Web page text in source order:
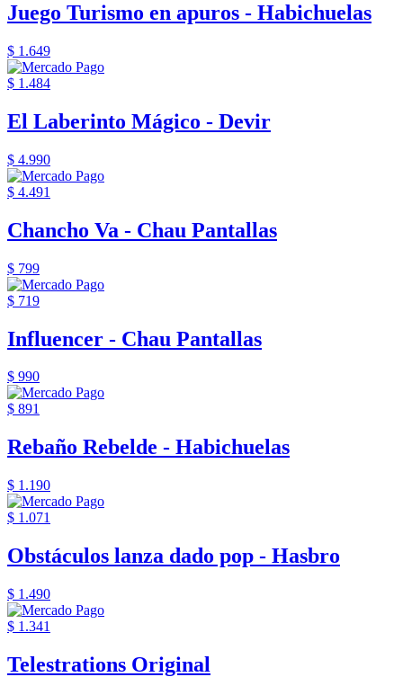
Juego Turismo en apuros - Habichuelas
$ 1.649
$ 1.484
El Laberinto Mágico - Devir
$ 4.990
$ 4.491
Chancho Va - Chau Pantallas
$ 799
$ 719
Influencer - Chau Pantallas
$ 990
$ 891
Rebaño Rebelde - Habichuelas
$ 1.190
$ 1.071
Obstáculos lanza dado pop - Hasbro
$ 1.490
$ 1.341
Telestrations Original